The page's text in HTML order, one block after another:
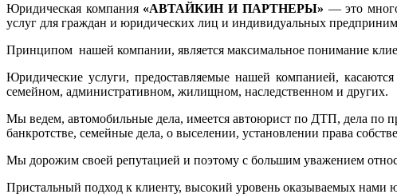
Юридическая компания«АВТАЙКИН И ПАРТНЕРЫ» — это
услуг для граждан и юридических лиц и индивидуальных
Принципом нашей компании, является максимальное понимание
Юридические услуги, предоставляемые нашей компанией,
семейном, административном, жилищном, наследственном и других.
Мы ведем, автомобильные дела, имеется автоюрист по ДТП, дела по
банкротстве, семейные дела, о выселении, установлении права
Мы дорожим своей репутацией и поэтому с большим уважением
Пристальный подход к клиенту, высокий уровень оказываемых нами